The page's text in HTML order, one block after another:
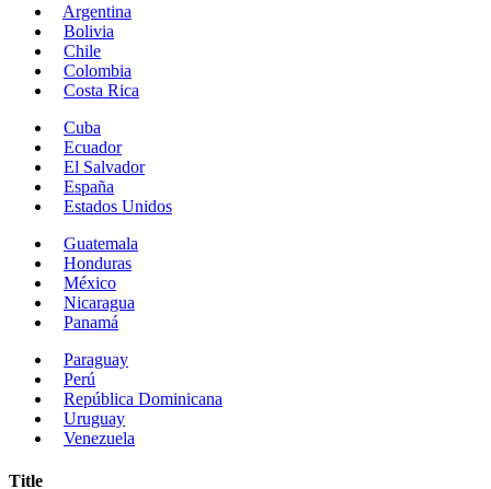
Argentina
Bolivia
Chile
Colombia
Costa Rica
Cuba
Ecuador
El Salvador
España
Estados Unidos
Guatemala
Honduras
México
Nicaragua
Panamá
Paraguay
Perú
República Dominicana
Uruguay
Venezuela
Title